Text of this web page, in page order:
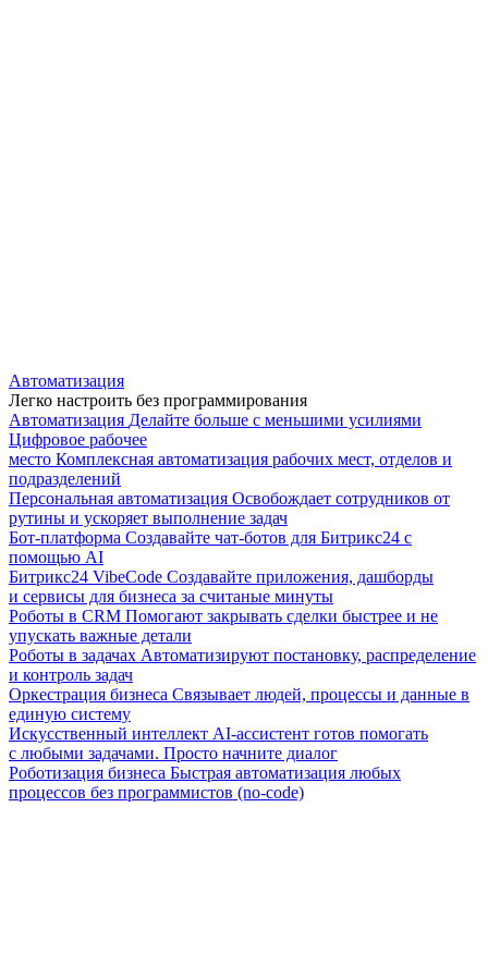
Автоматизация
Легко настроить без программирования
Автоматизация Делайте больше с меньшими усилиями
Цифровое рабочее
место Комплексная автоматизация рабочих мест, отделов и
подразделений
Персональная автоматизация Освобождает сотрудников от
рутины и ускоряет выполнение задач
Бот-платформа Создавайте чат-ботов для Битрикс24 с
помощью AI
Битрикс24 VibeCode Создавайте приложения, дашборды
и сервисы для бизнеса за считаные минуты
Роботы в CRM Помогают закрывать сделки быстрее и не
упускать важные детали
Роботы в задачах Автоматизируют постановку, распределение
и контроль задач
Оркестрация бизнеса Связывает людей, процессы и данные в
единую систему
Искусственный интеллект AI-ассистент готов помогать
с любыми задачами. Просто начните диалог
Роботизация бизнеса Быстрая автоматизация любых
процессов без программистов (no-code)